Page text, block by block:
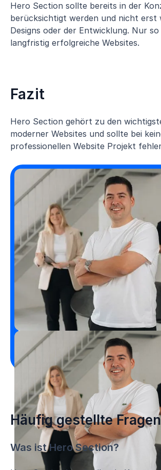
Hero Section sollte bereits in der
berücksichtigt werden und nicht erst
Designs oder der Entwicklung. Nur
langfristig erfolgreiche Websites.
Fazit
Hero Section gehört zu den
moderner Websites und sollte bei
professionellen Website Projekt
Professionelle
erstellen lassen
Kostenloses Erstgespräch
Ruf an
Häufig gestellte Fragen
Was ist Hero Section?